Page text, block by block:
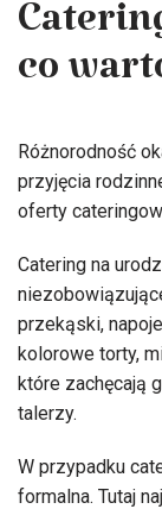
co
Różnorodność
przyjęcia
oferty
Catering na
przekąski,
kolorowe torty,
które zachęcają
talerzy.
W przypadku
formalna. Tutaj